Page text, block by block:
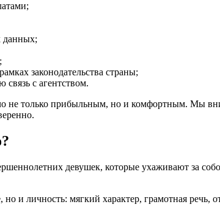
данных;
законодательства страны;
с агентством.
не только прибыльным, но и комфортным. Мы
девушек, которые ухаживают за
и личность: мягкий характер, грамотная